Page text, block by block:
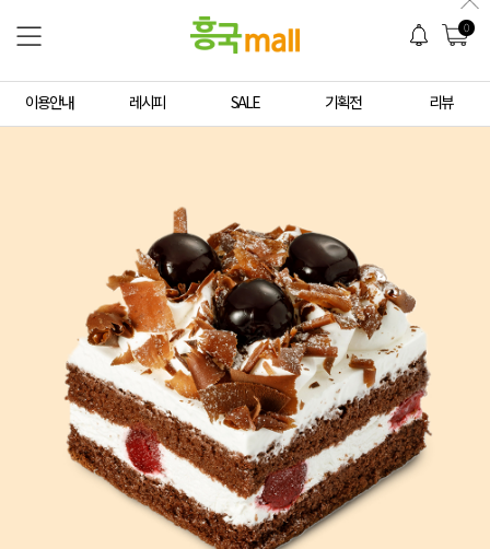
0
이용안내 레시피 SALE 기획전 리뷰